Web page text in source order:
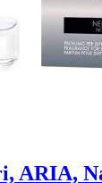
ARIA,